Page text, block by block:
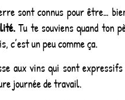
sont connus pour être…
Tu te souviens quand ton
c’est un peu comme ça.
aux vins qui sont
journée de travail.